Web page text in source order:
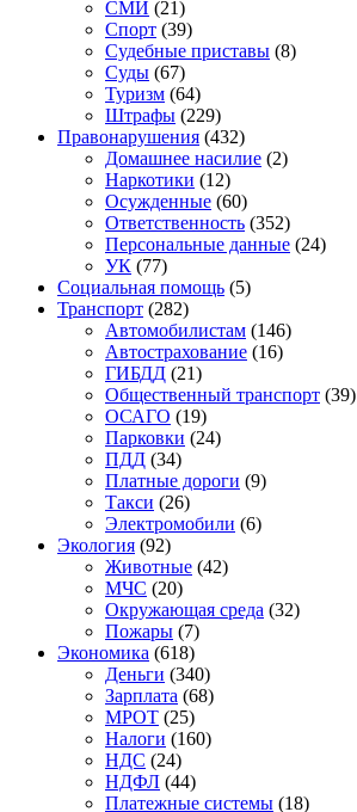
СМИ (21)
Спорт (39)
Судебные приставы (8)
Суды (67)
Туризм (64)
Штрафы (229)
Правонарушения (432)
Домашнее насилие (2)
Наркотики (12)
Осужденные (60)
Ответственность (352)
Персональные данные (24)
УК (77)
Социальная помощь (5)
Транспорт (282)
Автомобилистам (146)
Автострахование (16)
ГИБДД (21)
Общественный транспорт (39)
ОСАГО (19)
Парковки (24)
ПДД (34)
Платные дороги (9)
Такси (26)
Электромобили (6)
Экология (92)
Животные (42)
МЧС (20)
Окружающая среда (32)
Пожары (7)
Экономика (618)
Деньги (340)
Зарплата (68)
МРОТ (25)
Налоги (160)
НДС (24)
НДФЛ (44)
Платежные системы (18)